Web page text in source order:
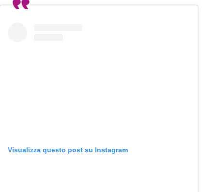
Visualizza questo post su Instagram